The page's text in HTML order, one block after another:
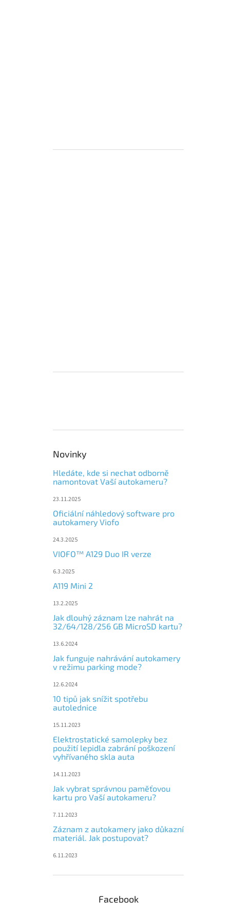
Novinky
Hledáte, kde si nechat odborně
namontovat Vaší autokameru?
23.11.2025
Oficiální náhledový software pro
autokamery Viofo
24.3.2025
VIOFO™ A129 Duo IR verze
6.3.2025
A119 Mini 2
13.2.2025
Jak dlouhý záznam lze nahrát na
32/64/128/256 GB MicroSD kartu?
13.6.2024
Jak funguje nahrávání autokamery
v režimu parking mode?
12.6.2024
10 tipů jak snížit spotřebu
autolednice
15.11.2023
Elektrostatické samolepky bez
použití lepidla zabrání poškození
vyhřívaného skla auta
14.11.2023
Jak vybrat správnou paměťovou
kartu pro Vaší autokameru?
7.11.2023
Záznam z autokamery jako důkazní
materiál. Jak postupovat?
6.11.2023
Facebook